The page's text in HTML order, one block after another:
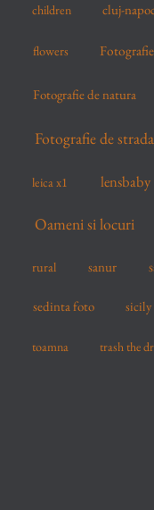
children cluj-
flowers
Fotografie de natura
Fotografie de strada
leica x1 lensbaby
Oameni si locuri
rural sanur
sedinta foto sicily
toamna trash the